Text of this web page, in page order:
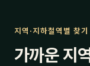
지역·지하철역별 찾기
가까운 지